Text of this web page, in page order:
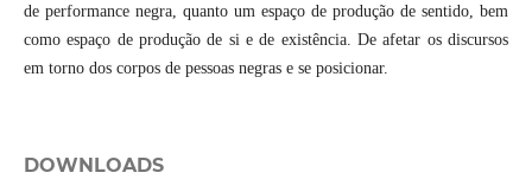
de performance negra, quanto um espaço de produção de sentido, bem
como espaço de produção de si e de existência. De afetar os discursos
em torno dos corpos de pessoas negras e se posicionar.
DOWNLOADS